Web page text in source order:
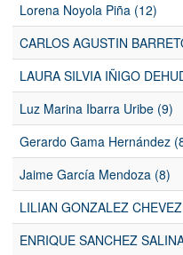
Lorena Noyola Piña (12)
CARLOS AGUSTIN
LAURA SILVIA IÑIGO
Luz Marina Ibarra Uribe (9)
Gerardo Gama Hernández
Jaime García Mendoza (8)
LILIAN GONZALEZ
ENRIQUE SANCHEZ